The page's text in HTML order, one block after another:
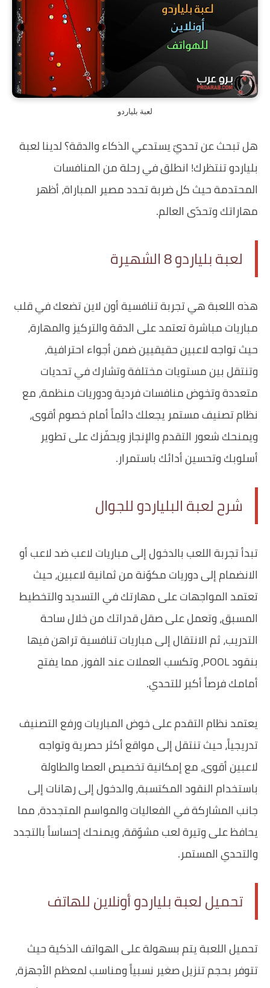
لعبة بلياردو
هل تبحث عن تحديّ يستدعي الذكاء والدقة؟ لدينا لعبة
بلياردو تنتظرك! انطلق في رحلة من المنافسات
المحتدمة حيث كل ضربة تحدد مصير المباراة، أظهر
مهاراتك وتحدّى العالم.
لعبة بلياردو 8 الشهيرة
هذه اللعبة هي تجربة تنافسية أون لاين تضعك في قلب
مباريات مباشرة تعتمد على الدقة والتركيز والمهارة،
حيث تواجه لاعبين حقيقيين ضمن أجواء احترافية،
وتنتقل بين مستويات مختلفة وتشارك في تحديات
متعددة وتخوض منافسات فردية ودوريات منظمة، مع
نظام تصنيف مستمر يجعلك دائماً أمام خصوم أقوى،
ويمنحك شعور التقدم والإنجاز ويحفّزك على تطوير
أسلوبك وتحسين أدائك باستمرار.
شرح لعبة البلياردو للجوال
تبدأ تجربة اللعب بالدخول إلى مباريات لاعب ضد لاعب أو
الانضمام إلى دوريات مكوّنة من ثمانية لاعبين، حيث
تعتمد المواجهات على مهارتك في التسديد والتخطيط
المسبق، وتعمل على صقل قدراتك من خلال ساحة
التدريب، ثم الانتقال إلى مباريات تنافسية تراهن فيها
بنقود POOL، وتكسب العملات عند الفوز، مما يفتح
أمامك فرصاً أكبر للتحدي.
يعتمد نظام التقدم على خوض المباريات ورفع التصنيف
تدريجياً، حيث تنتقل إلى مواقع أكثر حصرية وتواجه
لاعبين أقوى، مع إمكانية تخصيص العصا والطاولة
باستخدام النقود المكتسبة، والدخول إلى رهانات إلى
جانب المشاركة في الفعاليات والمواسم المتجددة، مما
يحافظ على وتيرة لعب مشوّقة، ويمنحك إحساساً بالتجدد
والتحدي المستمر.
تحميل لعبة بلياردو أونلاين للهاتف
تحميل اللعبة يتم بسهولة على الهواتف الذكية حيث
تتوفر بحجم تنزيل صغير نسبياً ومناسب لمعظم الأجهزة،